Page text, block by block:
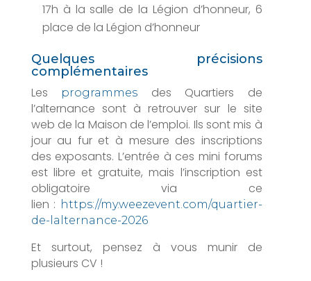
17h à la salle de la Légion d’honneur, 6
place de la Légion d’honneur
Quelques précisions
complémentaires
Les programmes
des Quartiers de
l’alternance sont à retrouver sur le site
web de la Maison de l’emploi. Ils sont mis à
jour au fur et à mesure des inscriptions
des exposants. L’entrée à ces mini forums
est libre et gratuite, mais l’inscription est
obligatoire via ce
lien : https://my.weezevent.com/quartier-
de-lalternance-2026
Et surtout, pensez à vous munir de
plusieurs CV !